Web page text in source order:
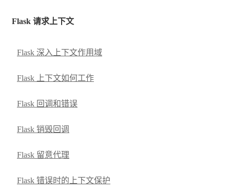
Flask 请求上下文
Flask 深入上下文作用域
Flask 上下文如何工作
Flask 回调和错误
Flask 销毁回调
Flask 留意代理
Flask 错误时的上下文保护